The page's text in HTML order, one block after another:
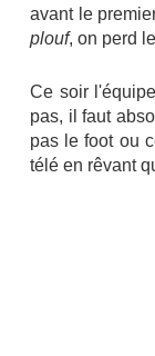
avant le
plouf, on perd
Ce soir
pas, il faut
pas le foot ou
télé en rêvant